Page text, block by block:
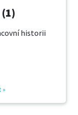
historii
»